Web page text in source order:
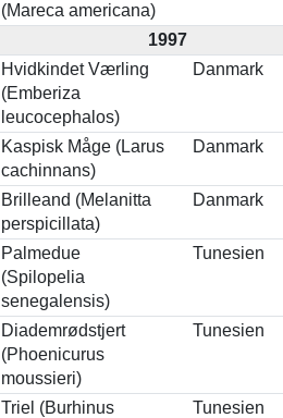
(Mareca americana)
1997
Hvidkindet Værling
(Emberiza
leucocephalos)
Danmark
Kaspisk Måge (Larus
cachinnans)
Danmark
Brilleand (Melanitta
perspicillata)
Danmark
Palmedue
(Spilopelia
senegalensis)
Tunesien
Diademrødstjert
(Phoenicurus
moussieri)
Tunesien
Triel (Burhinus
Tunesien